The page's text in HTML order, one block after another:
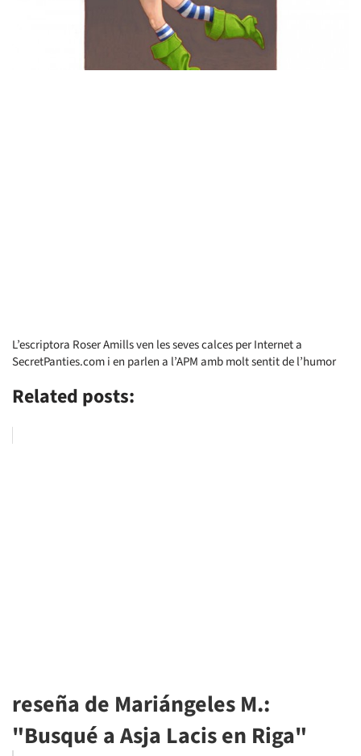
L’escriptora Roser Amills ven les seves calces per Internet a
SecretPanties.com i en parlen a l’APM amb molt sentit de l’humor
Related posts:
reseña de Mariángeles M.:
"Busqué a Asja Lacis en Riga"